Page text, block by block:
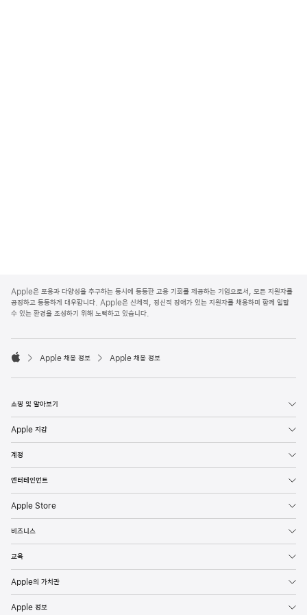
p
p
l
o
e
Apple은 포용과 다양성을 추구하는 동시에 동등한 고용 기회를 제공하는 기업으로서, 모든 지원자를
공정하고 동등하게 대우합니다. Apple은 신체적, 정신적 장애가 있는 지원자를 채용하며 함께 일할
수 있는 환경을 조성하기 위해 노력하고 있습니다.

p
l
Apple 채용 정보 Apple 채용 정보
쇼핑 및 알아보기
Apple 지갑
계정
엔터테인먼트
Apple Store
비즈니스
교육
Apple의 가치관
Apple 정보